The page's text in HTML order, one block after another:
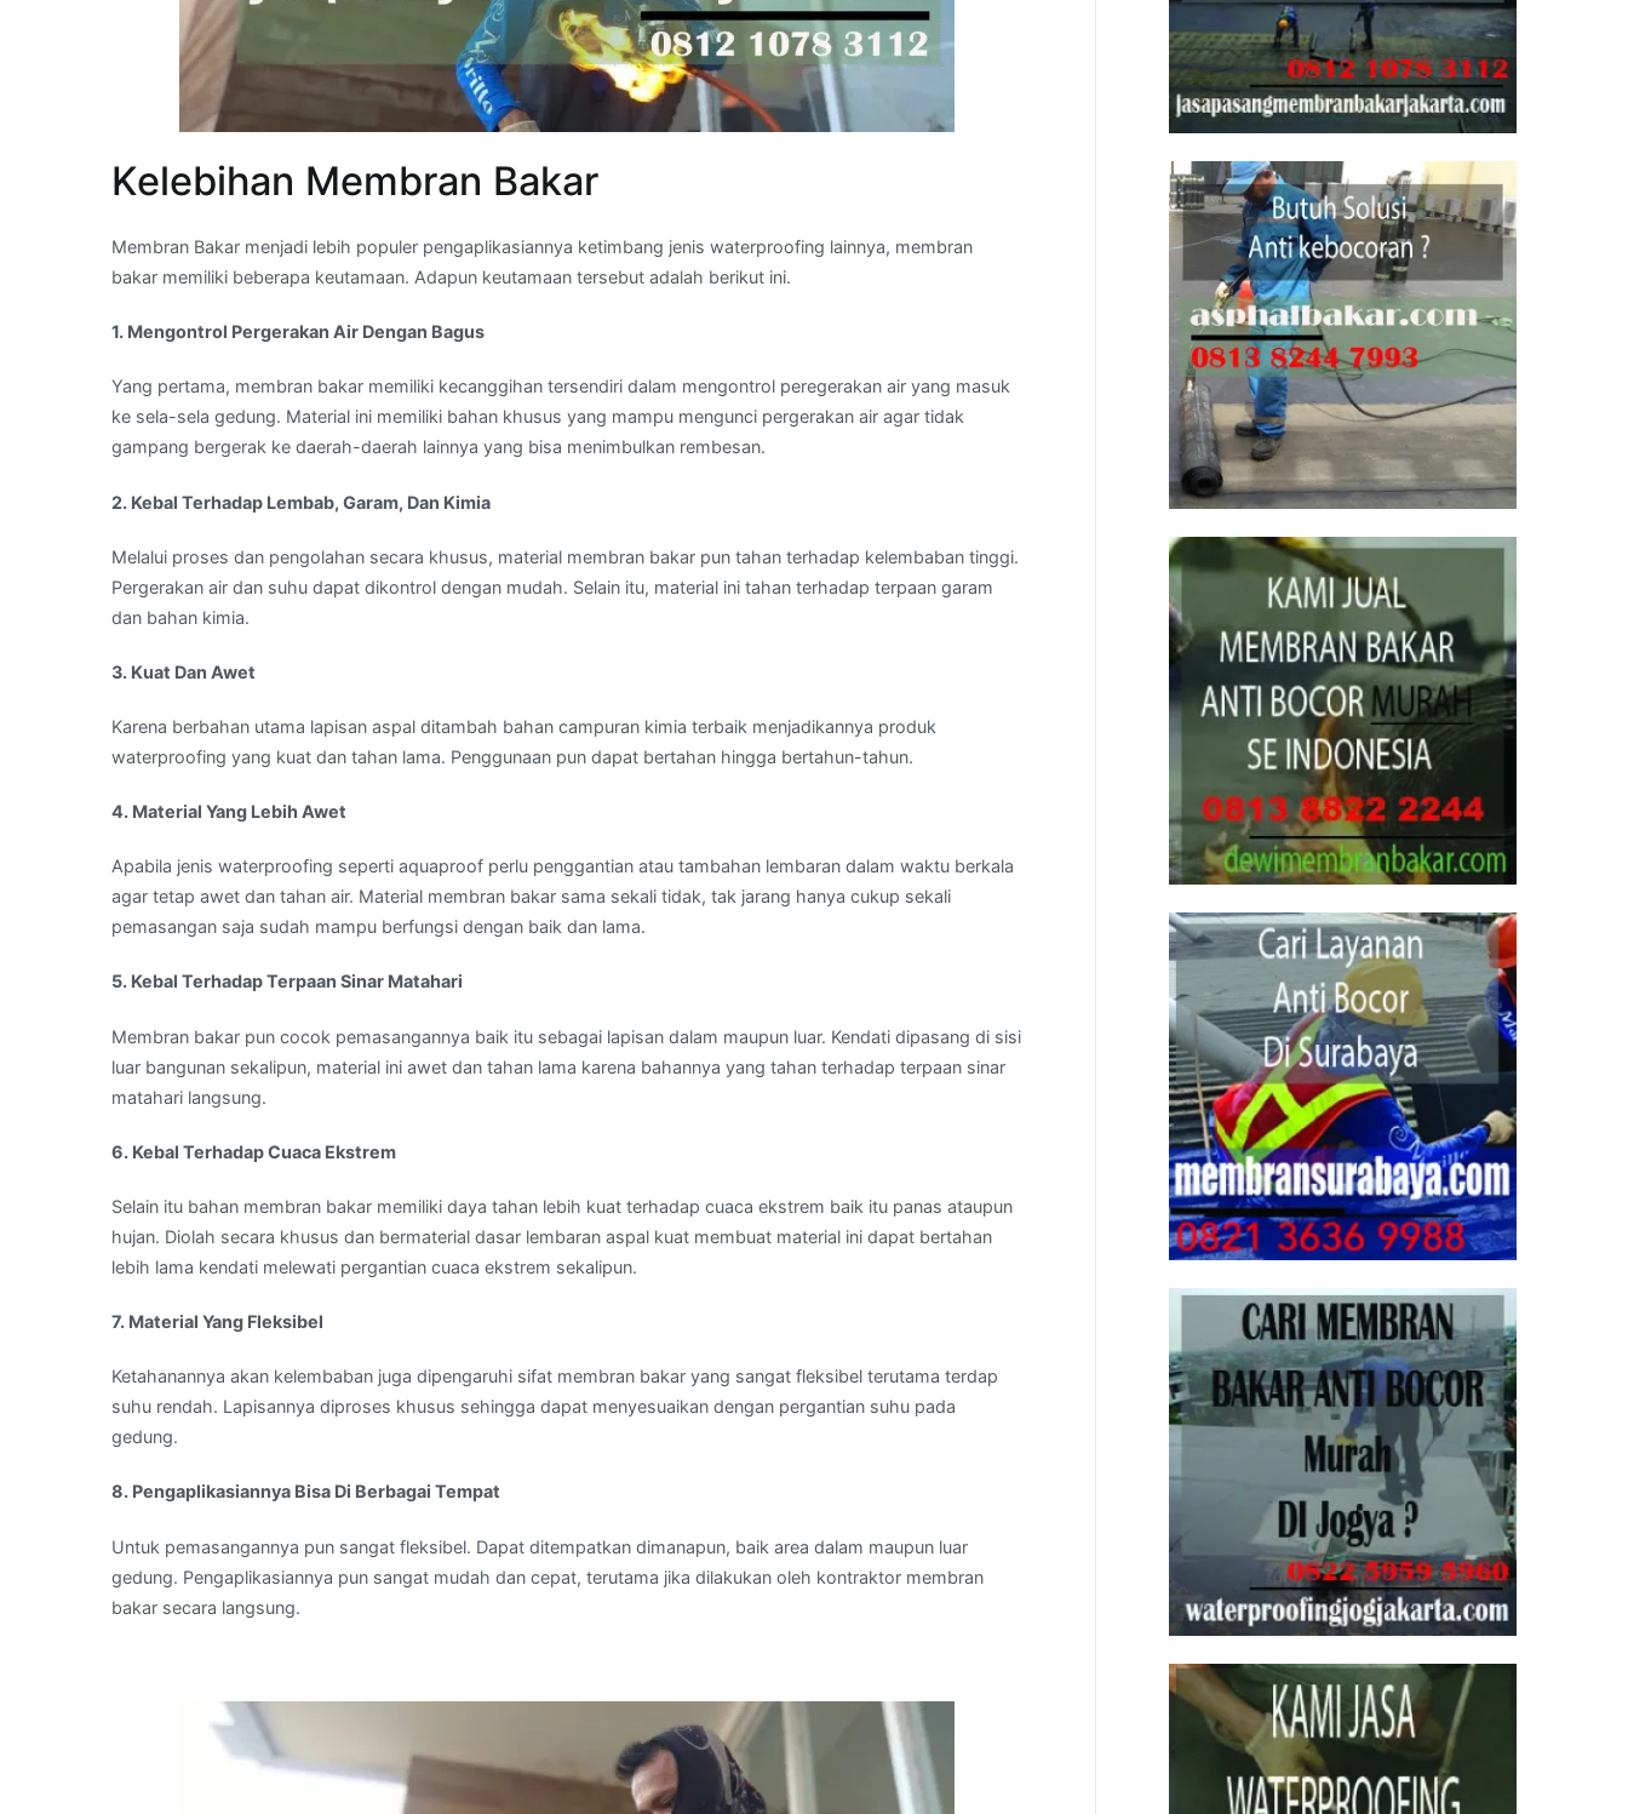
Kelebihan Membran Bakar
Membran Bakar menjadi lebih populer pengaplikasiannya ketimbang jenis waterproofing lainnya, membran
bakar memiliki beberapa keutamaan. Adapun keutamaan tersebut adalah berikut ini.
1. Mengontrol Pergerakan Air Dengan Bagus
Yang pertama, membran bakar memiliki kecanggihan tersendiri dalam mengontrol peregerakan air yang masuk
ke sela-sela gedung. Material ini memiliki bahan khusus yang mampu mengunci pergerakan air agar tidak
gampang bergerak ke daerah-daerah lainnya yang bisa menimbulkan rembesan.
2. Kebal Terhadap Lembab, Garam, Dan Kimia
Melalui proses dan pengolahan secara khusus, material membran bakar pun tahan terhadap kelembaban tinggi.
Pergerakan air dan suhu dapat dikontrol dengan mudah. Selain itu, material ini tahan terhadap terpaan garam
dan bahan kimia.
3. Kuat Dan Awet
Karena berbahan utama lapisan aspal ditambah bahan campuran kimia terbaik menjadikannya produk
waterproofing yang kuat dan tahan lama. Penggunaan pun dapat bertahan hingga bertahun-tahun.
4. Material Yang Lebih Awet
Apabila jenis waterproofing seperti aquaproof perlu penggantian atau tambahan lembaran dalam waktu berkala
agar tetap awet dan tahan air. Material membran bakar sama sekali tidak, tak jarang hanya cukup sekali
pemasangan saja sudah mampu berfungsi dengan baik dan lama.
5. Kebal Terhadap Terpaan Sinar Matahari
Membran bakar pun cocok pemasangannya baik itu sebagai lapisan dalam maupun luar. Kendati dipasang di sisi
luar bangunan sekalipun, material ini awet dan tahan lama karena bahannya yang tahan terhadap terpaan sinar
matahari langsung.
6. Kebal Terhadap Cuaca Ekstrem
Selain itu bahan membran bakar memiliki daya tahan lebih kuat terhadap cuaca ekstrem baik itu panas ataupun
hujan. Diolah secara khusus dan bermaterial dasar lembaran aspal kuat membuat material ini dapat bertahan
lebih lama kendati melewati pergantian cuaca ekstrem sekalipun.
7. Material Yang Fleksibel
Ketahanannya akan kelembaban juga dipengaruhi sifat membran bakar yang sangat fleksibel terutama terdap
suhu rendah. Lapisannya diproses khusus sehingga dapat menyesuaikan dengan pergantian suhu pada
gedung.
8. Pengaplikasiannya Bisa Di Berbagai Tempat
Untuk pemasangannya pun sangat fleksibel. Dapat ditempatkan dimanapun, baik area dalam maupun luar
gedung. Pengaplikasiannya pun sangat mudah dan cepat, terutama jika dilakukan oleh kontraktor membran
bakar secara langsung.